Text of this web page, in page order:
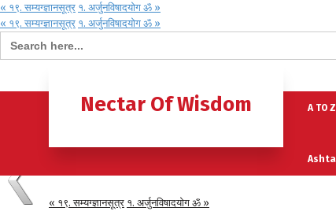
« १९. सम्यग्ज्ञानसूत्र १. अर्जुनविषादयोग ॐ »
« १९. सम्यग्ज्ञानसूत्र १. अर्जुनविषादयोग ॐ »
Search for:
Nectar Of Wisdom A TO
« १९. सम्यग्ज्ञानसूत्र १. अर्जुनविषादयोग ॐ »